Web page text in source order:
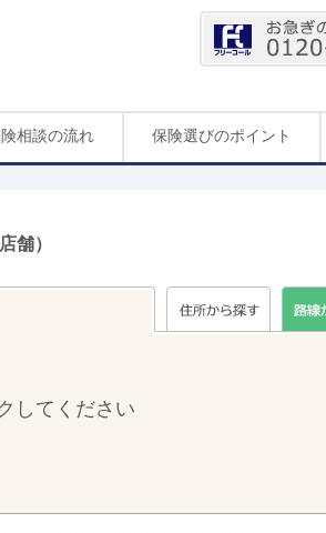
相談の流れ 保険選びのポイント
舗）
してください